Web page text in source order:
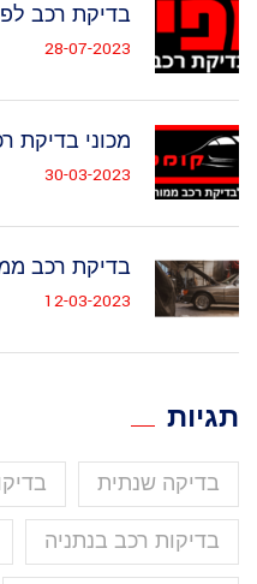
בדיקת רכב
28-07-2023
מכוני בדיקת
30-03-2023
בדיקת רכב
12-03-2023
תגיות
בדיקה שנתית
בדיקות רכב בנתניה